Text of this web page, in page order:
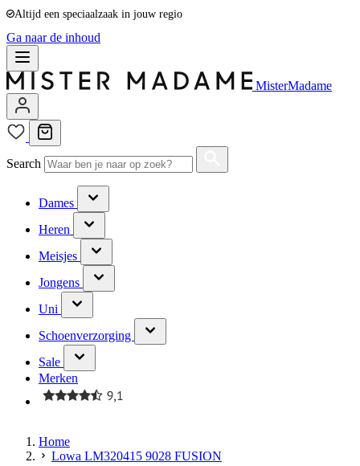
Altijd een speciaalzaak in jouw regio
Ga naar de inhoud
MisterMadame
Search
Dames
Heren
Meisjes
Jongens
Uni
Schoenverzorging
Sale
Merken
Home
Lowa LM320415 9028 FUSION